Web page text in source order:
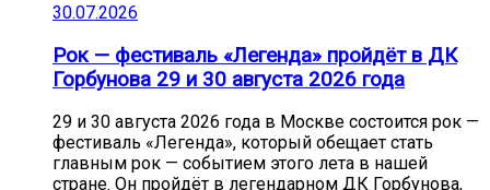
30.07.2026
Рок — фестиваль «Легенда» пройдёт в ДК
Горбунова 29 и 30 августа 2026 года
29 и 30 августа 2026 года в Москве состоится рок —
фестиваль «Легенда», который обещает стать
главным рок — событием этого лета в нашей
стране. Он пройдёт в легендарном ДК Горбунова,